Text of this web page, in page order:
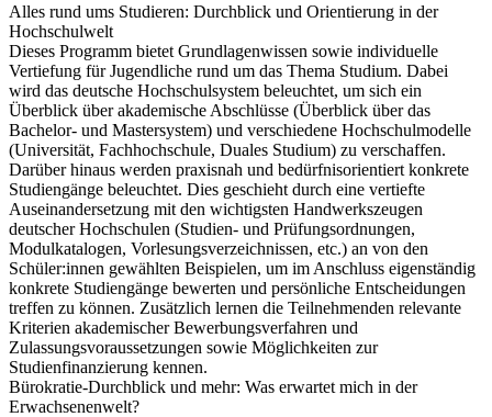
Alles rund ums Studieren: Durchblick und Orientierung in der
Hochschulwelt
Dieses Programm bietet Grundlagenwissen sowie individuelle
Vertiefung für Jugendliche rund um das Thema Studium. Dabei
wird das deutsche Hochschulsystem beleuchtet, um sich ein
Überblick über akademische Abschlüsse (Überblick über das
Bachelor- und Mastersystem) und verschiedene Hochschulmodelle
(Universität, Fachhochschule, Duales Studium) zu verschaffen.
Darüber hinaus werden praxisnah und bedürfnisorientiert konkrete
Studiengänge beleuchtet. Dies geschieht durch eine vertiefte
Auseinandersetzung mit den wichtigsten Handwerkszeugen
deutscher Hochschulen (Studien- und Prüfungsordnungen,
Modulkatalogen, Vorlesungsverzeichnissen, etc.) an von den
Schüler:innen gewählten Beispielen, um im Anschluss eigenständig
konkrete Studiengänge bewerten und persönliche Entscheidungen
treffen zu können. Zusätzlich lernen die Teilnehmenden relevante
Kriterien akademischer Bewerbungsverfahren und
Zulassungsvoraussetzungen sowie Möglichkeiten zur
Studienfinanzierung kennen.
Bürokratie-Durchblick und mehr: Was erwartet mich in der
Erwachsenenwelt?